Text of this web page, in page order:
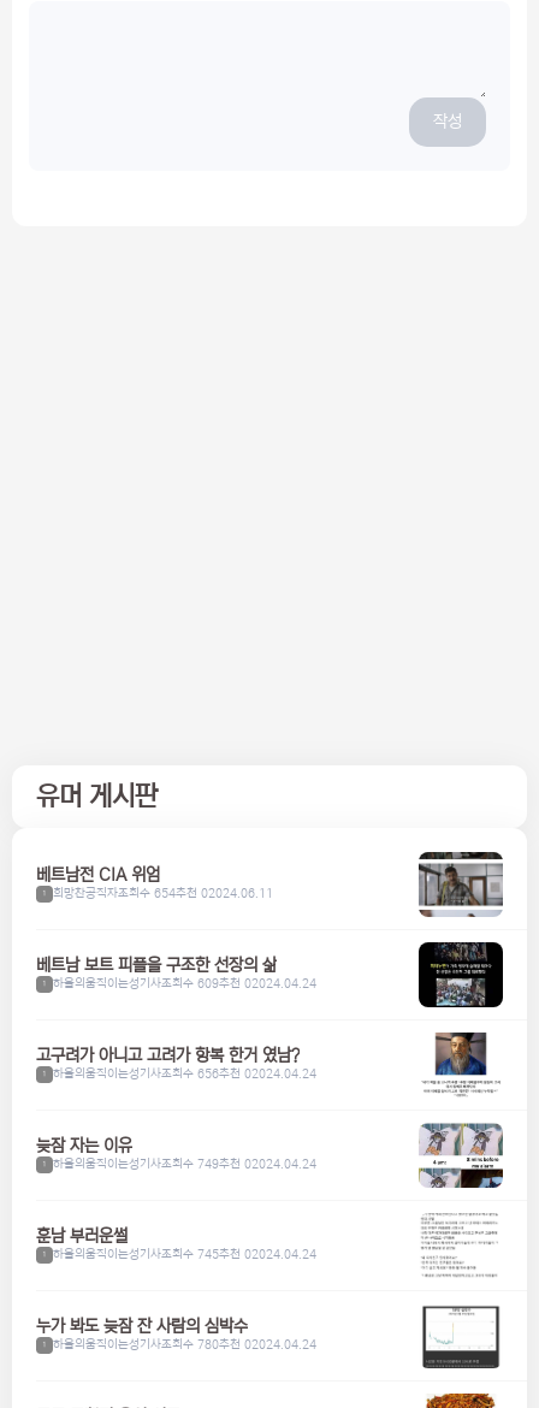
작성
유머 게시판
베트남전 CIA 위엄
1 희망찬공직자조회수 654추천 02024.06.11
베트남 보트 피플을 구조한 선장의 삶
1 하울의움직이는성기사조회수 609추천 02024.04.24
고구려가 아니고 고려가 항복 한거 였남?
1 하울의움직이는성기사조회수 656추천 02024.04.24
늦잠 자는 이유
1 하울의움직이는성기사조회수 749추천 02024.04.24
훈남 부러운썰
1 하울의움직이는성기사조회수 745추천 02024.04.24
누가 봐도 늦잠 잔 사람의 심박수
1 하울의움직이는성기사조회수 780추천 02024.04.24